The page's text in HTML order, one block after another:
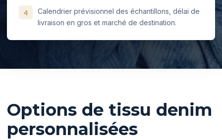
4
Calendrier prévisionnel des échantillons, délai de
livraison en gros et marché de destination.
Options de tissu denim
personnalisées